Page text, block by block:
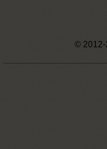
© 2012-